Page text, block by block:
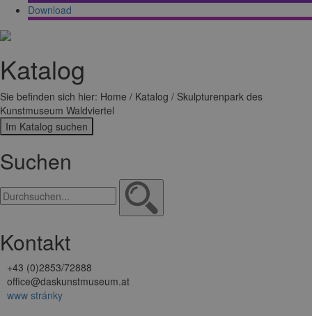
Download
Katalog
Sie befinden sich hier: Home / Katalog / Skulpturenpark des
Kunstmuseum Waldviertel
Im Katalog suchen
Suchen
Kontakt
+43 (0)2853/72888
office@daskunstmuseum.at
www stránky